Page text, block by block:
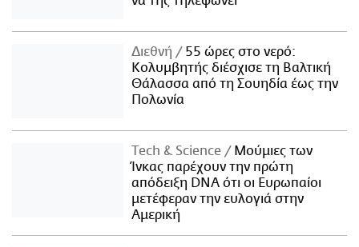
Διεθνή
55 ώρες στο νερό:
Κολυμβητής διέσχισε τη Βαλτική
Θάλασσα από τη Σουηδία έως την
Πολωνία
Τech & Science
Μούμιες των
Ίνκας παρέχουν την πρώτη
απόδειξη DNA ότι οι Ευρωπαίοι
μετέφεραν την ευλογιά στην
Αμερική